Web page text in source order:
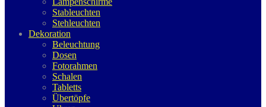
Stableuchten
Stehleuchten
Dekoration
Beleuchtung
Dosen
Fotorahmen
Schalen
Tabletts
Übertöpfe